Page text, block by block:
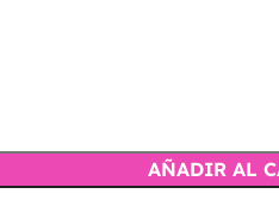
AÑADIR AL